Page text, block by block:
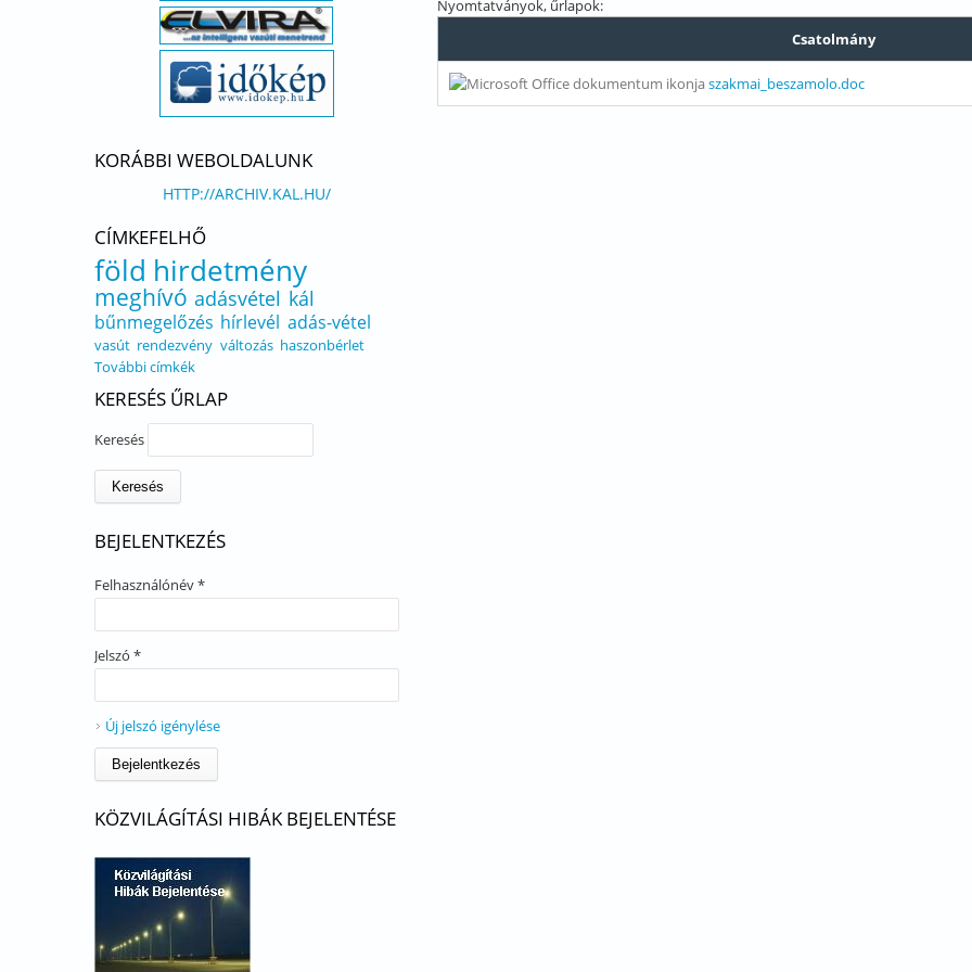
Nyomtatványok, űrlapok:
Csatolmány
szakmai_beszamolo.doc
KORÁBBI WEBOLDALUNK
HTTP://ARCHIV.KAL.HU/
CÍMKEFELHŐ
föld hirdetmény
meghívó adásvétel kál
bűnmegelőzés hírlevél adás-vétel
vasút rendezvény változás haszonbérlet
További címkék
KERESÉS ŰRLAP
Keresés
BEJELENTKEZÉS
Felhasználónév*
Jelszó *
Új jelszó igénylése
KÖZVILÁGÍTÁSI HIBÁK BEJELENTÉSE